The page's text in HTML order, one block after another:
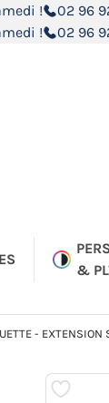
! 02 96
!
02 96
&
- EXTENSION